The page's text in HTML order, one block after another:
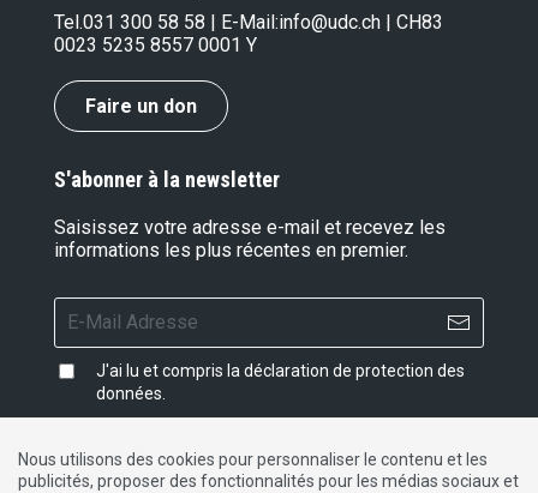
Tel.031 300 58 58 | E-Mail:info@udc.ch | CH83
0023 5235 8557 0001 Y
Faire un don
S'abonner à la newsletter
Saisissez votre adresse e-mail et recevez les
informations les plus récentes en premier.
J'ai lu et compris la déclaration de protection des
données
Nous utilisons des cookies pour personnaliser le contenu et les
publicités, proposer des fonctionnalités pour les médias sociaux et